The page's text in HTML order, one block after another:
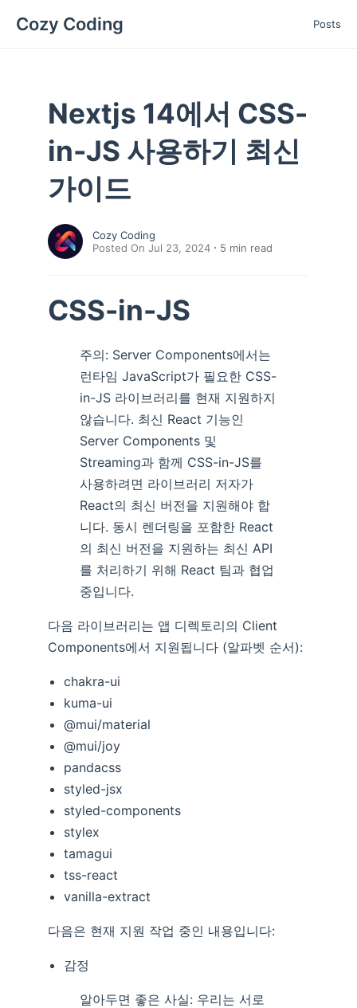
Cozy Coding Posts
Nextjs 14에서 CSS-
in-JS 사용하기 최신
가이드
Cozy Coding
Posted On Jul 23, 2024
5 min read
CSS-in-JS
주의: Server Components에서는
런타임 JavaScript가 필요한 CSS-
in-JS 라이브러리를 현재 지원하지
않습니다. 최신 React 기능인
Server Components 및
Streaming과 함께 CSS-in-JS를
사용하려면 라이브러리 저자가
React의 최신 버전을 지원해야 합
니다. 동시 렌더링을 포함한 React
의 최신 버전을 지원하는 최신 API
를 처리하기 위해 React 팀과 협업
중입니다.
다음 라이브러리는 앱 디렉토리의 Client
Components에서 지원됩니다 (알파벳 순서):
chakra-ui
kuma-ui
@mui/material
@mui/joy
pandacss
styled-jsx
styled-components
stylex
tamagui
tss-react
vanilla-extract
다음은 현재 지원 작업 중인 내용입니다:
감정
알아두면 좋은 사실: 우리는 서로